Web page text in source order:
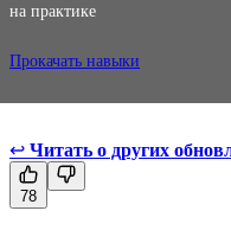
на практике
Прокачать навыки
↩ Читать о других
78